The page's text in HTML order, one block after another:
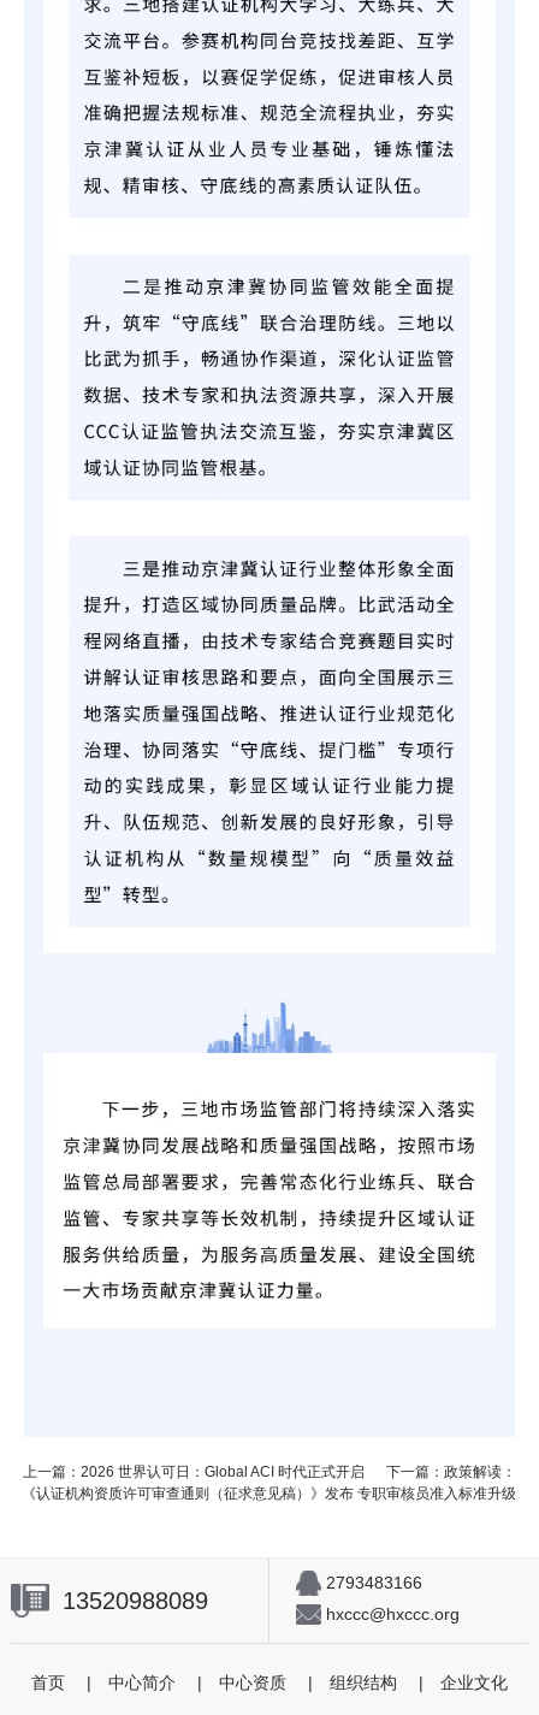
上一篇：2026 世界认可日：Global ACI 时代正式开启
下一篇：​政策解读：
《认证机构资质许可审查通则（征求意见稿）》发布 专职审核员准入标准升级
13520988089
2793483166
hxccc@hxccc.org
首页 | 中心简介 | 中心资质 | 组织结构 | 企业文化